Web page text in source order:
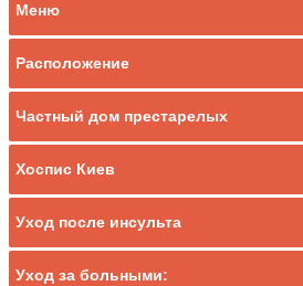
Меню
Расположение
Частный дом престарелых
Хоспис Киев
Уход после инсульта
Уход за больными: